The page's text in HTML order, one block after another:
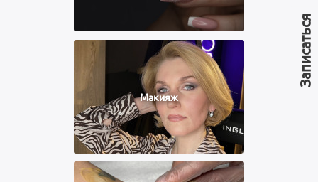
Макияж
Записаться